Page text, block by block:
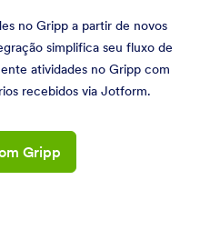
no Gripp a partir de novos
simplifica seu fluxo de
atividades no Gripp com
recebidos via Jotform.
Gripp